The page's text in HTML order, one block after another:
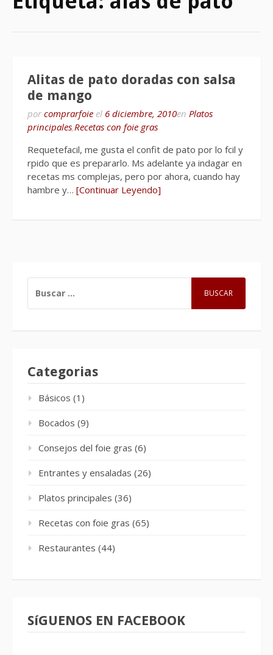
Alitas de pato doradas con salsa
de mango
por comprarfoie el 6 diciembre, 2010en Platos
principales,Recetas con foie gras
Requetefacil, me gusta el confit de pato por lo fcil y
rpido que es prepararlo. Ms adelante ya indagar en
recetas ms complejas, pero por ahora, cuando hay
hambre y… [Continuar Leyendo]
Categorias
Básicos (1)
Bocados (9)
Consejos del foie gras (6)
Entrantes y ensaladas (26)
Platos principales (36)
Recetas con foie gras (65)
Restaurantes (44)
SíGUENOS EN FACEBOOK